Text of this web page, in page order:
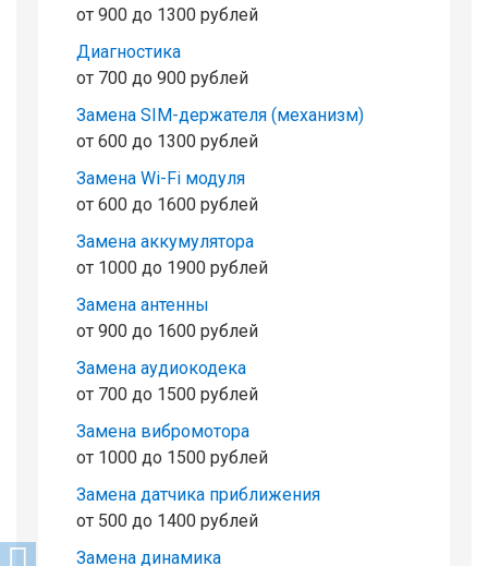
от 900 до 1300 рублей
Диагностика
от 700 до 900 рублей
Замена SIM-держателя (механизм)
от 600 до 1300 рублей
Замена Wi-Fi модуля
от 600 до 1600 рублей
Замена аккумулятора
от 1000 до 1900 рублей
Замена антенны
от 900 до 1600 рублей
Замена аудиокодека
от 700 до 1500 рублей
Замена вибромотора
от 1000 до 1500 рублей
Замена датчика приближения
от 500 до 1400 рублей
Замена динамика